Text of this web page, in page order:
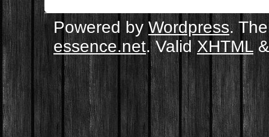
Powered by Wordpress.
essence.net. ValidXHTML